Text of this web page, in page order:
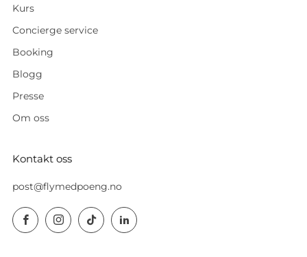
Kurs
Concierge service
Booking
Blogg
Presse
Om oss
Kontakt oss
post@flymedpoeng.no
FacebookInstagram
TikTokLinkedIn